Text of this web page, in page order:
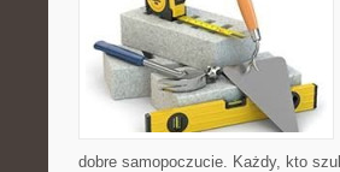
dobre samopoczucie. Każdy, kto